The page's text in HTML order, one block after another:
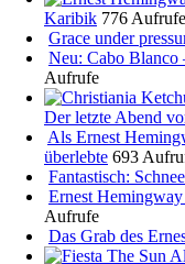
Karibik 776 Aufrufe
Grace under
Neu: Cabo Blanco
Aufrufe
Der letzte Abend
Als Ernest
überlebte 693
Fantastisch:
Ernest Hemingway
Aufrufe
Das Grab des